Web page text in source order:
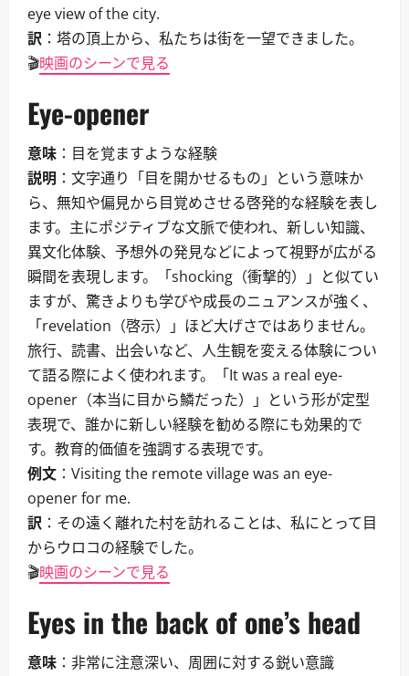
eye view of the city.
訳 ：塔の頂上から、私たちは街を一望できました。
🎬映画のシーンで見る
Eye-opener
意味 ：目を覚ますような経験
説明 ：文字通り「目を開かせるもの」という意味か
ら、無知や偏見から目覚めさせる啓発的な経験を表し
ます。主にポジティブな文脈で使われ、新しい知識、
異文化体験、予想外の発見などによって視野が広がる
瞬間を表現します。「shocking（衝撃的）」と似てい
ますが、驚きよりも学びや成長のニュアンスが強く、
「revelation（啓示）」ほど大げさではありません。
旅行、読書、出会いなど、人生観を変える体験につい
て語る際によく使われます。「It was a real eye-
opener（本当に目から鱗だった）」という形が定型
表現で、誰かに新しい経験を勧める際にも効果的で
す。教育的価値を強調する表現です。
例文 ：Visiting the remote village was an eye-
opener for me.
訳 ：その遠く離れた村を訪れることは、私にとって目
からウロコの経験でした。
🎬映画のシーンで見る
Eyes in the back of one’s head
意味 ：非常に注意深い、周囲に対する鋭い意識